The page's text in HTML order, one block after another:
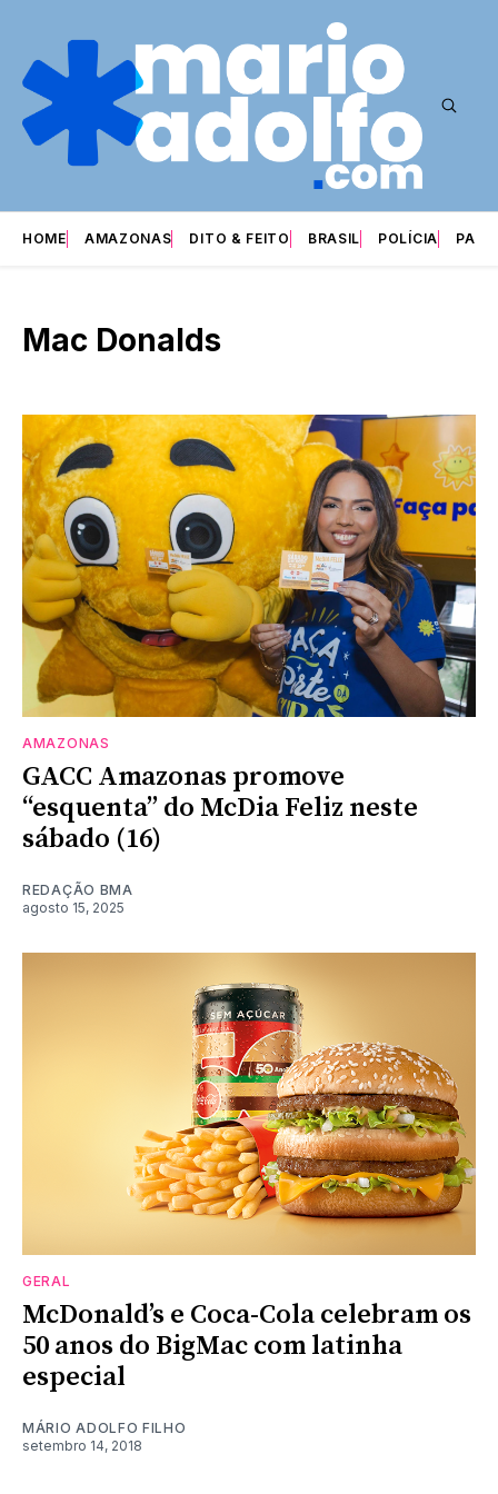
HOME AMAZONAS DITO & FEITO BRASIL POLÍCIA
Mac Donalds
AMAZONAS
GACC Amazonas promove
“esquenta” do McDia Feliz neste
sábado (16)
REDAÇÃO BMA
agosto 15, 2025
GERAL
McDonald’s e Coca-Cola celebram os
50 anos do BigMac com latinha
especial
MÁRIO ADOLFO FILHO
setembro 14, 2018